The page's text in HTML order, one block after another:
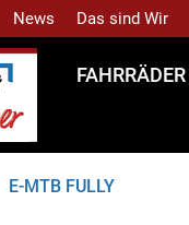
News Das sind Wir
FAHRRÄDER
E-MTB FULLY